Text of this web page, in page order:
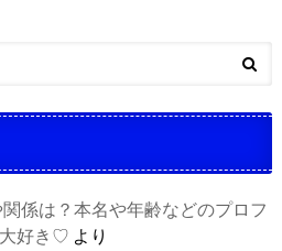
係は？本名や年齢などのプロフ
好き♡ より